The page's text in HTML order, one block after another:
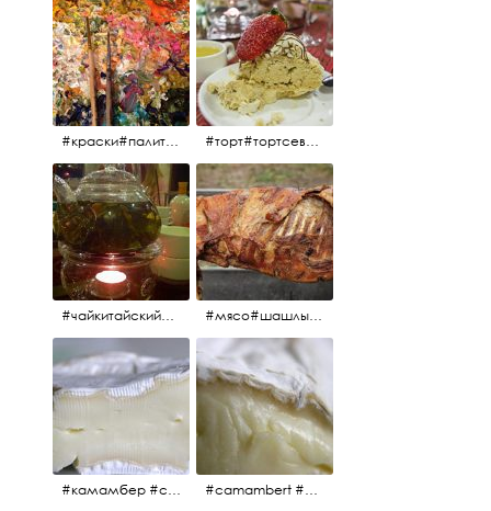
#краски#палитра#картина#живопись#aplgallery #торт#тортсевер#север#severspb#северметрополь#безе#безесклубникой#тортвоздушный#тортсбезе#cake#meringuecake#meringuecakewithstrawberries @sever_metropol
#чайкитайский#чай#tea#teachinese @chinacook.ru #мясо#шашлык#шашлыкмашлык #пальчикиоближешь
#камамбер #сыр #camambert #camambert #сыр#камамбер